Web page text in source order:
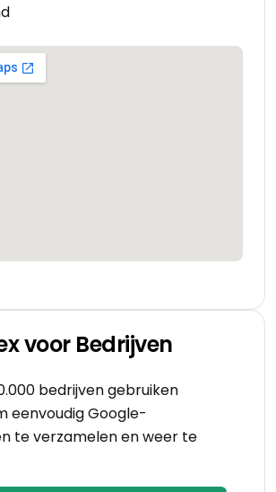
voor Bedrijven
bedrijven gebruiken
eenvoudig Google-
te verzamelen en weer te